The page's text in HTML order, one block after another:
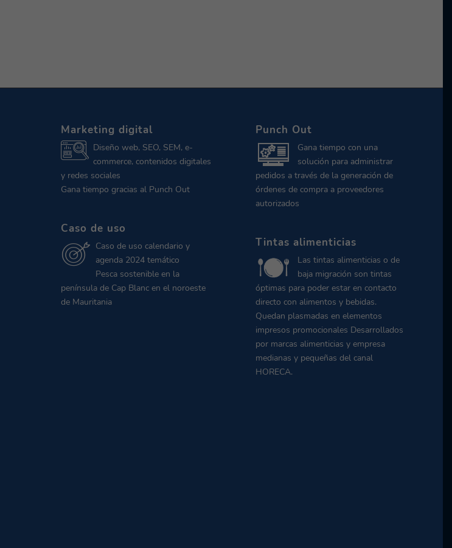
Marketing digital
Diseño web, SEO, SEM, e-
commerce, contenidos digitales
y redes sociales
Gana tiempo gracias al Punch Out
Caso de uso
Caso de uso calendario y
agenda 2024 temático
Pesca sostenible en la
península de Cap Blanc en el noroeste
de Mauritania
Punch Out
Gana tiempo con una
solución para administrar
pedidos a través de la generación de
órdenes de compra a proveedores
autorizados
Tintas alimenticias
Las tintas alimenticias o de
baja migración son tintas
óptimas para poder estar en contacto
directo con alimentos y bebidas.
Quedan plasmadas en elementos
impresos promocionales Desarrollados
por marcas alimenticias y empresa
medianas y pequeñas del canal
HORECA.